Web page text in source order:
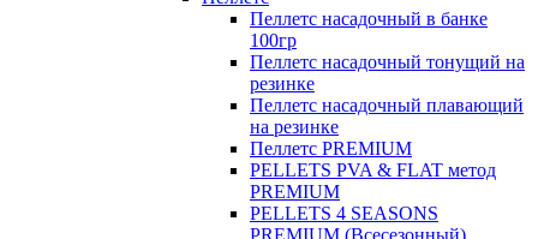
Пеллетс насадочный в банке
100гр
Пеллетс насадочный тонущий на
резинке
Пеллетс насадочный плавающий
на резинке
Пеллетс PREMIUM
PELLETS PVA & FLAT метод
PREMIUM
PELLETS 4 SEASONS
PREMIUM (Всесезонный)